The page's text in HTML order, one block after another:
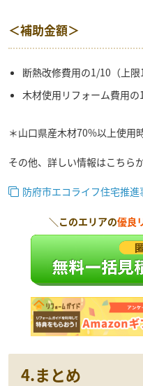
＜補助金額＞
断熱改修費用の1/10（上限
木材使用リフォーム費用の
＊山口県産木材70%以上使用
その他、詳しい情報はこちら
防府市エコライフ住宅推
＼このエリアの優良
4.まとめ